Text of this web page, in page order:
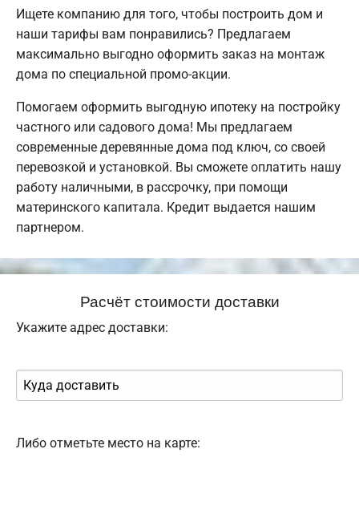
Ищете компанию для того, чтобы построить дом и
наши тарифы вам понравились? Предлагаем
максимально выгодно оформить заказ на монтаж
дома по специальной промо-акции.
Помогаем оформить выгодную ипотеку на постройку
частного или садового дома! Мы предлагаем
современные деревянные дома под ключ, со своей
перевозкой и установкой. Вы сможете оплатить нашу
работу наличными, в рассрочку, при помощи
материнского капитала. Кредит выдается нашим
партнером.
Расчёт стоимости доставки
Укажите адрес доставки:
Либо отметьте место на карте: